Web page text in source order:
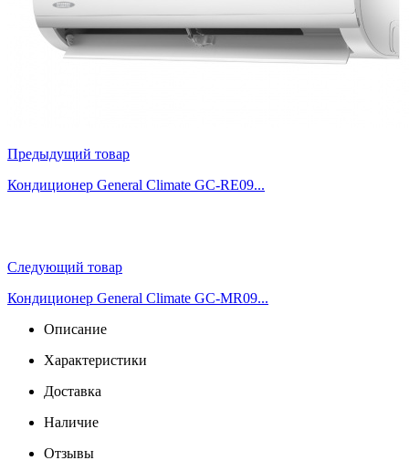
Предыдущий товар
Кондиционер General Climate GC-RE09...
Следующий товар
Кондиционер General Climate GC-MR09...
Описание
Характеристики
Доставка
Наличие
Отзывы